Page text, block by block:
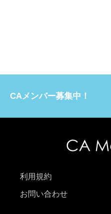
CAメンバー募集中！
利用規約
お問い合わせ